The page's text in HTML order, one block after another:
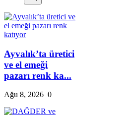
Ayvalık’ta üretici
ve el emeği
pazarı renk ka...
Ağu 8, 2026 0